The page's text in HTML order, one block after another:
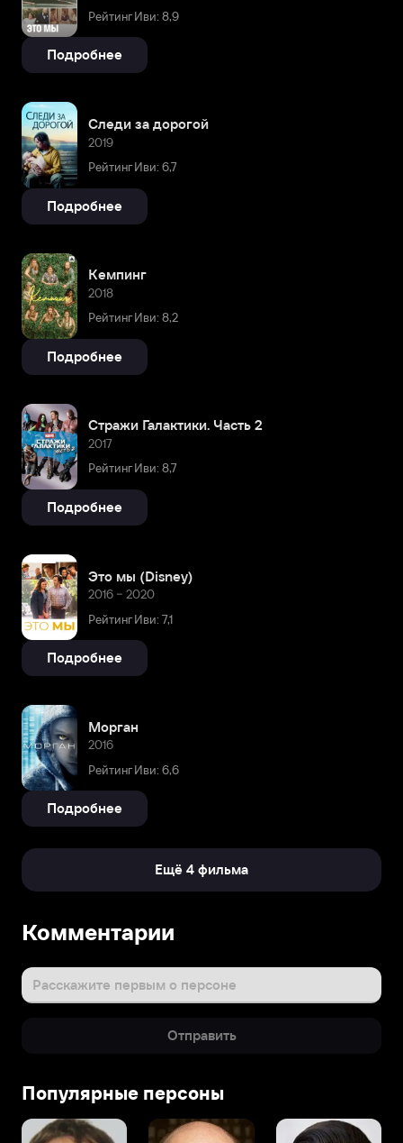
Рейтинг Иви: 8,9
Подробнее
Следи за дорогой
2019
Рейтинг Иви: 6,7
Подробнее
Кемпинг
2018
Рейтинг Иви: 8,2
Подробнее
Стражи Галактики. Часть 2
2017
Рейтинг Иви: 8,7
Подробнее
Это мы (Disney)
2016 – 2020
Рейтинг Иви: 7,1
Подробнее
Морган
2016
Рейтинг Иви: 6,6
Подробнее
Ещё 4 фильма
Комментарии
Расскажите первым о персоне
Отправить
Популярные персоны